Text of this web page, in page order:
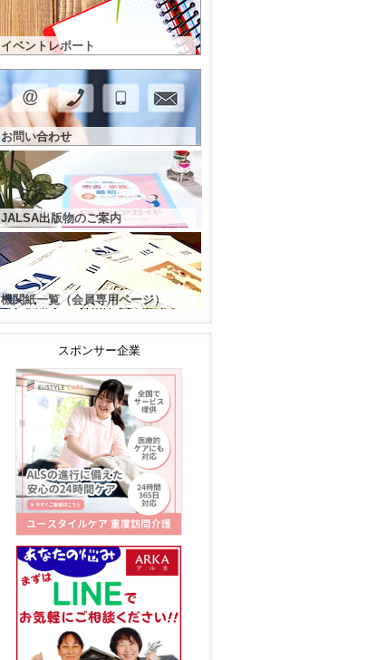
イベントレポート
お問い合わせ
JALSA出版物のご案内
機関紙一覧（会員専用ページ）
スポンサー企業